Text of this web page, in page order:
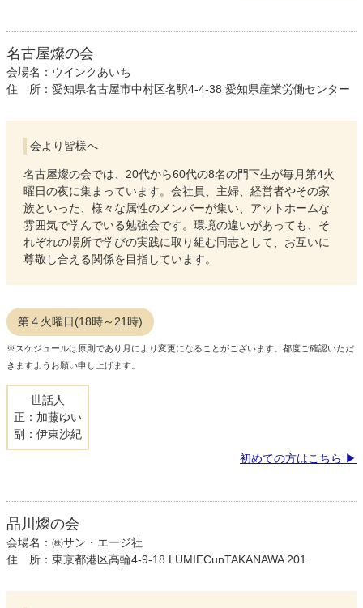
名古屋燦の会
会場名：ウインクあいち
住 所：愛知県名古屋市中村区名駅4-4-38 愛知県産業労働センター
会より皆様へ
名古屋燦の会では、20代から60代の8名の門下生が毎月第4火
曜日の夜に集まっています。会社員、主婦、経営者やその家
族といった、様々な属性のメンバーが集い、アットホームな
雰囲気で学んでいる勉強会です。環境の違いがあっても、そ
れぞれの場所で学びの実践に取り組む同志として、お互いに
尊敬し合える関係を目指しています。
第４火曜日(18時～21時)
※スケジュールは原則であり月により変更になることがございます。都度ご確認いただ
きますようお願い申し上げます。
世話人
正：加藤ゆい
副：伊東沙紀
初めての方はこちら
品川燦の会
会場名：㈱サン・エージ社
住 所：東京都港区高輪4-9-18 LUMIECunTAKANAWA 201